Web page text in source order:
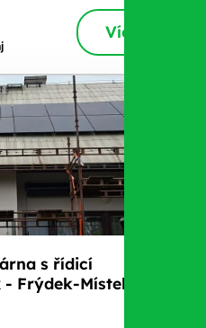
Více
s řídicí
Frýdek-Místek